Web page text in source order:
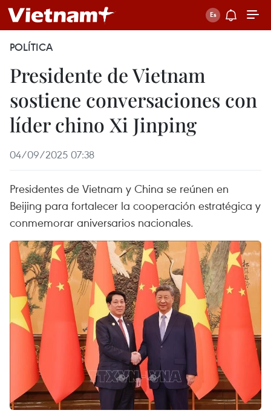
POLÍTICA
Presidente de Vietnam
sostiene conversaciones con
líder chino Xi Jinping
04/09/2025 07:38
Presidentes de Vietnam y China se reúnen en
Beijing para fortalecer la cooperación estratégica y
conmemorar aniversarios nacionales.